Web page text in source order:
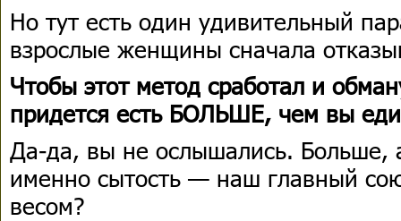
Но тут есть один удивительный
взрослые женщины сначала
Чтобы этот метод сработал и
придется есть БОЛЬШЕ, чем вы
Да-да, вы не ослышались. Больше,
именно сытость — наш главный
весом?